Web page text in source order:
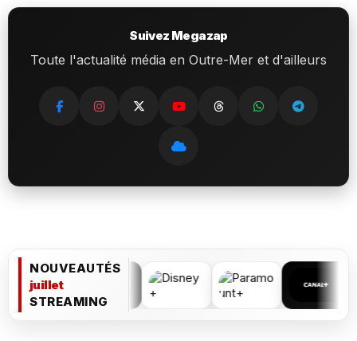
Suivez Megazap
Toute l'actualité média en Outre-Mer et d'ailleurs
NOUVEAUTÉS
juillet
STREAMING